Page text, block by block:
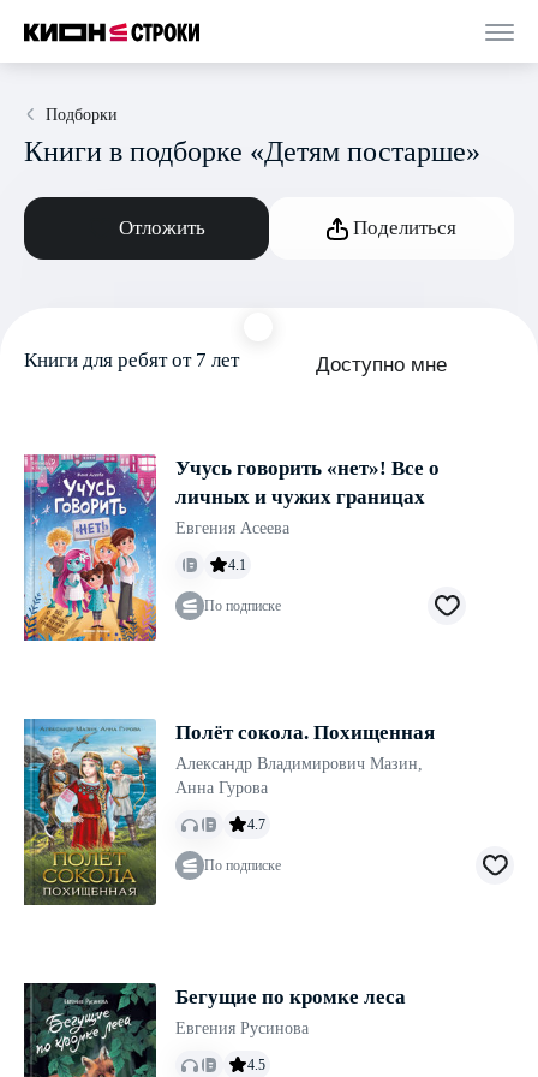
Подборки
Книги в подборке «Детям постарше»
Отложить Поделиться
Книги для ребят от 7 лет Доступно мне
Учусь говорить «нет»! Все о
личных и чужих границах
Евгения Асеева
4.1
По подписке
Полёт сокола. Похищенная
Александр Владимирович Мазин,
Анна Гурова
4.7
По подписке
Бегущие по кромке леса
Евгения Русинова
4.5